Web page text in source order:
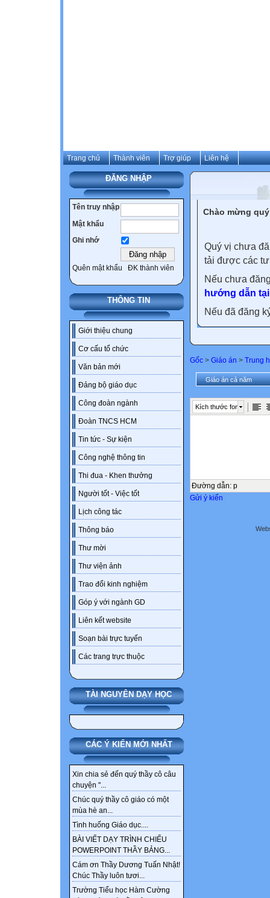
Trang chủ Thành viên Trợ giúp Liên hệ
ĐĂNG NHẬP
Tên truy nhập
Mật khẩu
Ghi nhớ
Quên mật khẩu ĐK thành viên
THÔNG TIN
Giới thiệu chung
Cơ cấu tổ chức
Văn bản mới
Đảng bộ giáo dục
Công đoàn ngành
Đoàn TNCS HCM
Tin tức - Sự kiện
Công nghệ thông tin
Thi đua - Khen thưởng
Người tốt - Việc tốt
Lịch công tác
Thông báo
Thư mời
Thư viện ảnh
Trao đổi kinh nghiệm
Góp ý với ngành GD
Liên kết website
Soạn bài trực tuyến
Các trang trực thuộc
TÀI NGUYÊN DẠY HỌC
CÁC Ý KIẾN MỚI NHẤT
Xin chia sẻ đến quý thầy cô câu
chuyện "...
Chúc quý thầy cô giáo có một
mùa hè an...
Tình huống Giáo dục....
BÀI VIẾT DẠY TRÌNH CHIẾU
POWERPOINT THẦY BẢNG...
Cám ơn Thầy Dương Tuấn Nhật!
Chúc Thầy luôn tươi...
Trường Tiểu học Hàm Cường
Chào mừng
Quý vị chưa
tải được các
Nếu chưa
hướng dẫn
Nếu đã đăng
Gốc > Giáo án > Trung
Giáo án cả năm
Kích thước font
Đường dẫn: p
Gửi ý kiến